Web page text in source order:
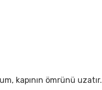
kapının ömrünü uzatır.